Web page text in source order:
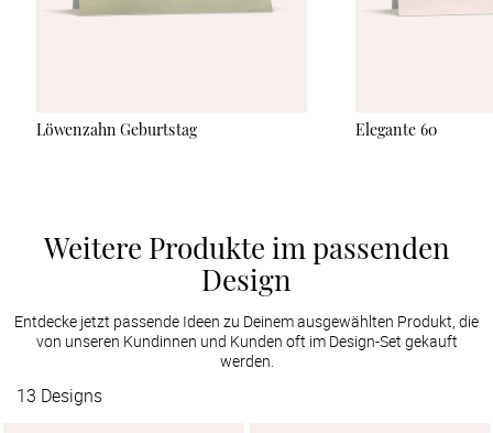
Löwenzahn Geburtstag Elegante 60
Weitere Produkte im passenden
Design
Entdecke jetzt passende Ideen zu Deinem ausgewählten Produkt, die
von unseren Kundinnen und Kunden oft im Design-Set gekauft
werden.
13 Designs